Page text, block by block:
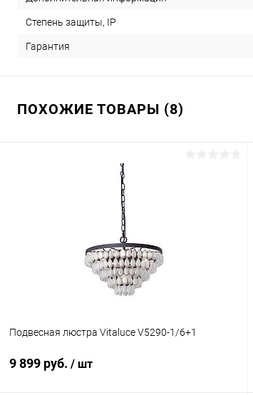
Степень защиты, IP
Гарантия
ПОХОЖИЕ ТОВАРЫ (8)
Подвесная люстра Vitaluce V5290-1/6+1
9 899 руб. / шт